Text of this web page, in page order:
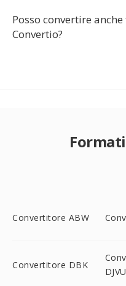
Posso convertire
Convertio?
Convertitore ABW
Convertitore DBK
DJVU